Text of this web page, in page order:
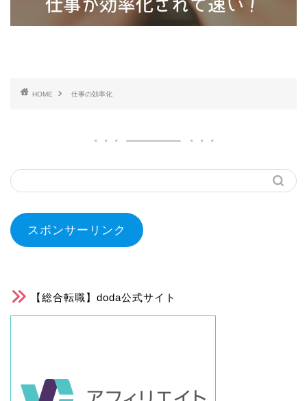
HOME 仕事の効率化
スポンサーリンク
【総合転職】doda公式サイト